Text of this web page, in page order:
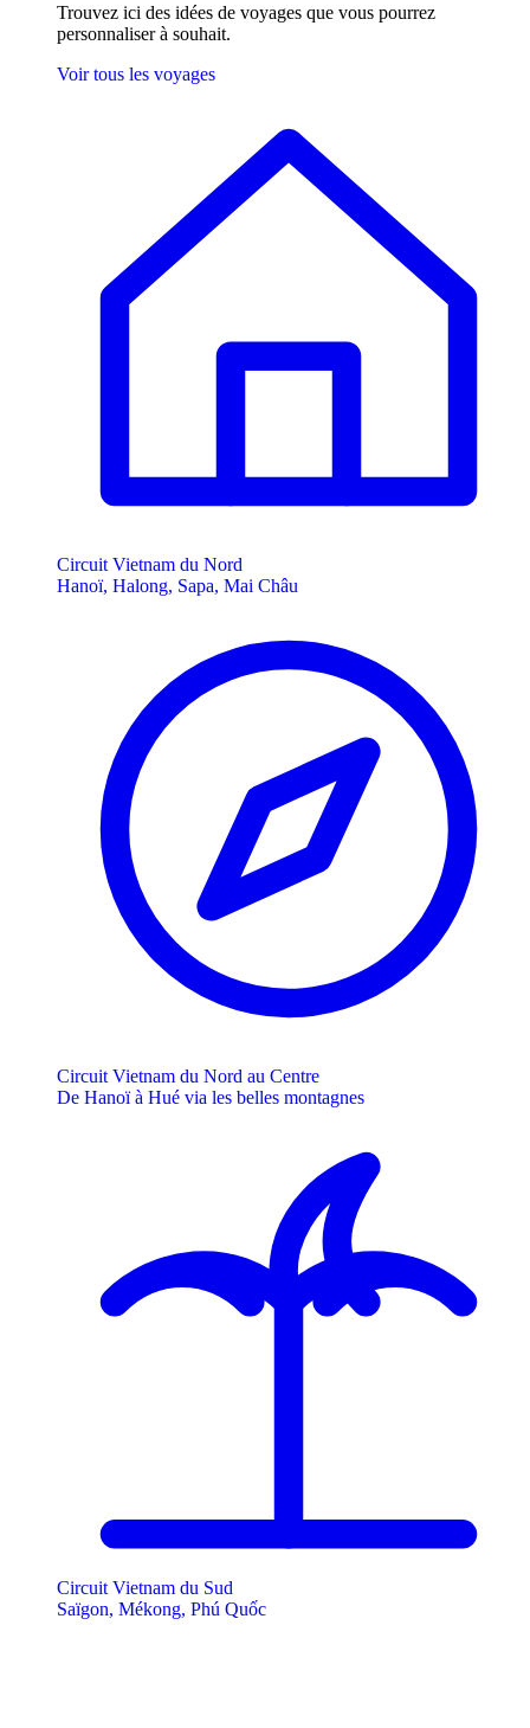
Trouvez ici des idées de voyages que vous pourrez
personnaliser à souhait.
Voir tous les voyages
Circuit Vietnam du Nord
Hanoï, Halong, Sapa, Mai Châu
Circuit Vietnam du Nord au Centre
De Hanoï à Hué via les belles montagnes
Circuit Vietnam du Sud
Saïgon, Mékong, Phú Quốc